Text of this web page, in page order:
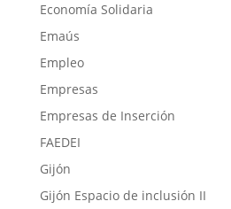
Economía Solidaria
Emaús
Empleo
Empresas
Empresas de Inserción
FAEDEI
Gijón
Gijón Espacio de inclusión II